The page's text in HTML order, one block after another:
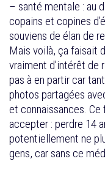
– santé mentale : au
copains et copines
souviens de élan de
Mais voilà, ça faisait
vraiment d’intérêt de
pas à en partir car
photos partagées
et connaissances.
accepter : perdre 14
potentiellement ne
gens, car sans ce